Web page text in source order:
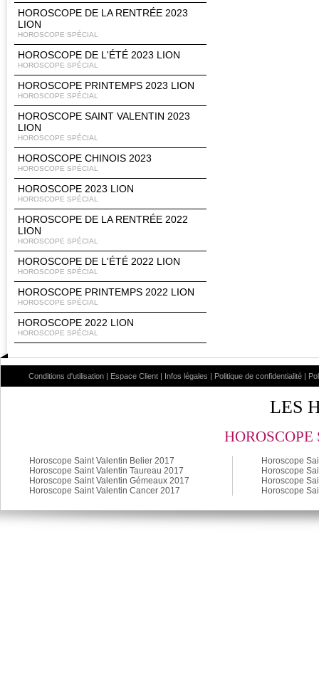
HOROSCOPE DE LA RENTRÉE 2023
LION
HOROSCOPE SPÉCIAL
HOROSCOPE DE L'ÉTÉ 2023 LION
HOROSCOPE SPÉCIAL
HOROSCOPE PRINTEMPS 2023 LION
HOROSCOPE SPÉCIAL
HOROSCOPE SAINT VALENTIN 2023
LION
HOROSCOPE SPÉCIAL
HOROSCOPE CHINOIS 2023
HOROSCOPE SPÉCIAL
HOROSCOPE 2023 LION
HOROSCOPE SPÉCIAL
HOROSCOPE DE LA RENTRÉE 2022
LION
HOROSCOPE SPÉCIAL
HOROSCOPE DE L'ÉTÉ 2022 LION
HOROSCOPE SPÉCIAL
HOROSCOPE PRINTEMPS 2022 LION
HOROSCOPE SPÉCIAL
HOROSCOPE 2022 LION
HOROSCOPE SPÉCIAL
Conditions d'utilisation | Espace Client | Infos légales | Politique de confidentialité |
LES
Horoscope Saint Valentin Belier 2017
Horoscope Saint Valentin Taureau 2017
Horoscope Saint Valentin Gémeaux 2017
Horoscope Saint Valentin Cancer 2017
Horoscope
Horoscope
Horoscope
Horoscope